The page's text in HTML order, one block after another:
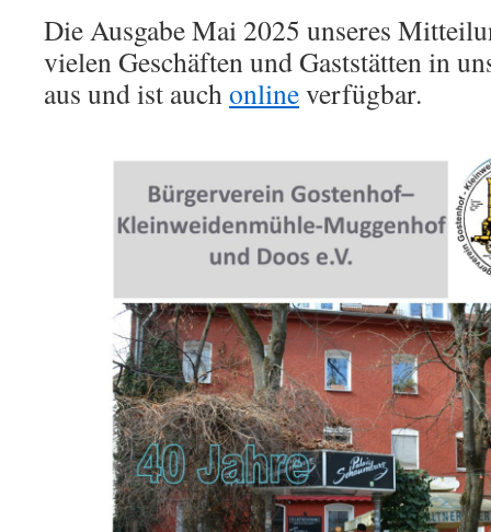
Die Ausgabe Mai 2025 unseres
vielen Geschäften und Gaststätten in
aus und ist auchonlineverfügbar.